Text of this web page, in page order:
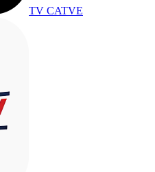
TV CATVE